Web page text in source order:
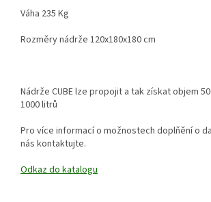
Váha 235 Kg
Rozměry nádrže 120x180x180 cm
Nádrže CUBE lze propojit a tak získat objem
1000 litrů
Pro více informací o možnostech doplňění o
nás kontaktujte.
Odkaz do katalogu